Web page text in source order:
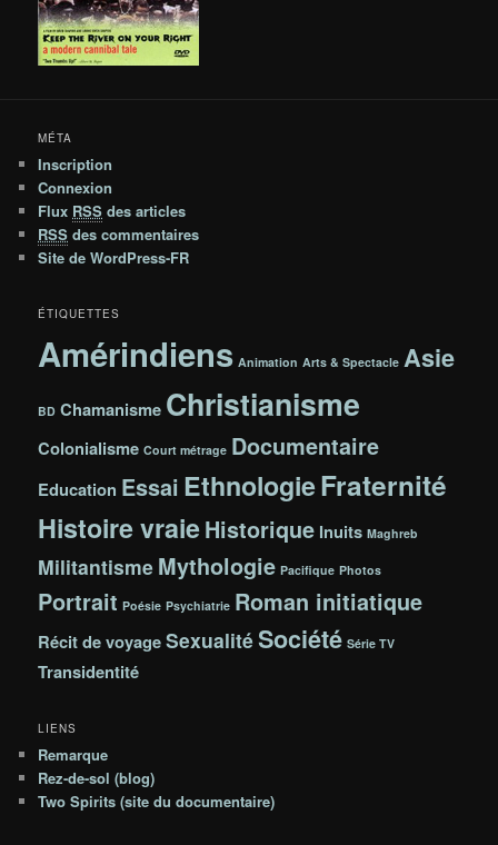
MÉTA
Inscription
Connexion
Flux RSS des articles
RSS des commentaires
Site de WordPress-FR
ÉTIQUETTES
Amérindiens Animation Arts & Spectacle Asie
BD Chamanisme Christianisme
Colonialisme Court métrage Documentaire
Education Essai EthnologieFraternité
Histoire vraieHistorique Inuits Maghreb
Militantisme Mythologie Pacifique Photos
Portrait Poésie Psychiatrie Roman initiatique
Récit de voyageSexualitéSociété Série TV
Transidentité
LIENS
Remarque
Rez-de-sol (blog)
Two Spirits (site du documentaire)